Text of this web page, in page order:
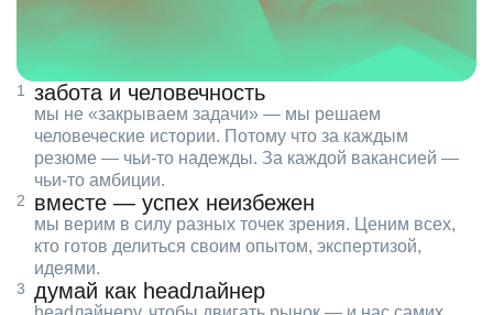
забота и человечность
мы не «закрываем задачи» — мы решаем
человеческие истории. Потому что за каждым
резюме — чьи‑то надежды. За каждой вакансией —
чьи‑то амбиции.
вместе — успех неизбежен
мы верим в силу разных точек зрения. Ценим всех,
кто готов делиться своим опытом, экспертизой,
идеями.
думай как headлайнер